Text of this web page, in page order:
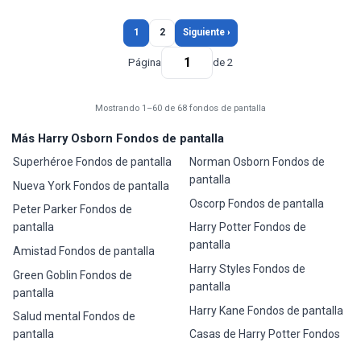
1 2 Siguiente ›
Página de 2
Mostrando 1–60 de 68 fondos de pantalla
Más Harry Osborn Fondos de pantalla
Superhéroe Fondos de pantalla
Nueva York Fondos de pantalla
Peter Parker Fondos de
pantalla
Amistad Fondos de pantalla
Green Goblin Fondos de
pantalla
Salud mental Fondos de
pantalla
Norman Osborn Fondos de
pantalla
Oscorp Fondos de pantalla
Harry Potter Fondos de
pantalla
Harry Styles Fondos de
pantalla
Harry Kane Fondos de pantalla
Casas de Harry Potter Fondos